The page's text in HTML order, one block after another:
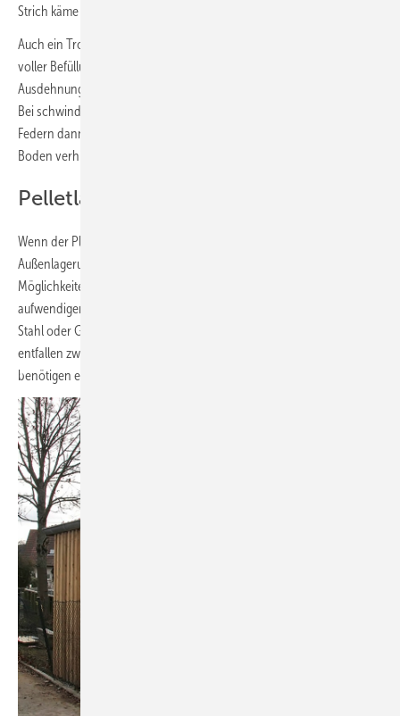
Strich käme man so bei 1,6 m Raumhöhe maximal auf 4,3 t.
Auch ein Trogsilo mit Zugfedern an den Seiten wäre hier denkbar. Bei
voller Befüllung ist hier, durch das Gewicht der Pellets und die
Ausdehnung der Federn, der vorhandene Raum maximal ausgenutzt.
Bei schwindender Füllmenge und Last nimmt das Silo durch die
Federn dann wieder eine eher konische Form an, die Restmengen am
Boden verhindert.
Pelletlager neben dem Gebäude
Wenn der Platz im Gebäude nicht reicht oder fehlt, kann eine
Außenlagerung sinnvoll sein. Hierfür gibt es verschiedene
Möglichkeiten. Es gibt da zum einen den Erdtank, der aber mit
aufwendigen Tiefbauarbeiten verbunden ist. Auch Außensilos aus
Stahl oder Glasfaserkunststoff (GfK) sind hier eine Option. Hier
entfallen zwar die vorgenannten Tiefbauarbeiten, aber Feststoffsilos
benötigen ein Fundament aus Beton.